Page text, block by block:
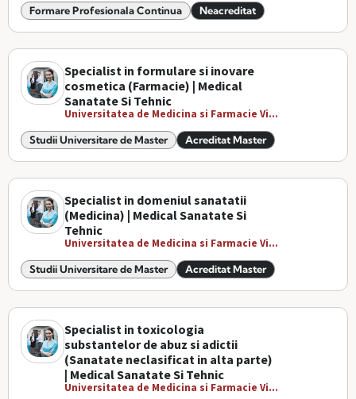
Formare Profesionala Continua Neacreditat
Specialist in formulare si inovare
cosmetica (Farmacie) | Medical
Sanatate Si Tehnic
Universitatea de Medicina si Farmacie Vi...
Studii Universitare de Master Acreditat Master
Specialist in domeniul sanatatii
(Medicina) | Medical Sanatate Si
Tehnic
Universitatea de Medicina si Farmacie Vi...
Studii Universitare de Master Acreditat Master
Specialist in toxicologia
substantelor de abuz si adictii
(Sanatate neclasificat in alta parte)
| Medical Sanatate Si Tehnic
Universitatea de Medicina si Farmacie Vi...